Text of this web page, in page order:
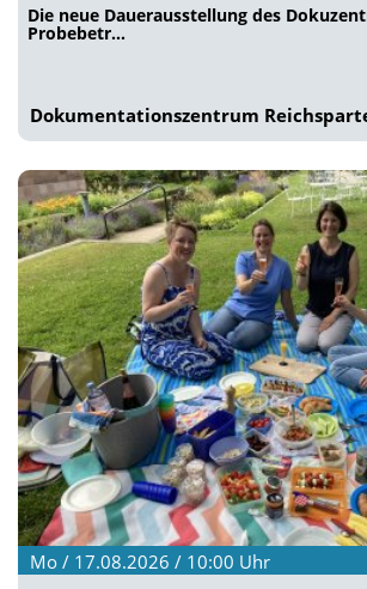
Die neue Dauerausstellung des
Probebetr…
Dokumentationszentrum
Mo / 17.08.2026 / 10:00 Uhr